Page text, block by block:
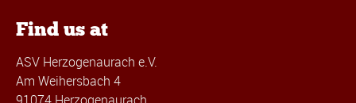
Find us at
ASV Herzogenaurach e.V.
Am Weihersbach 4